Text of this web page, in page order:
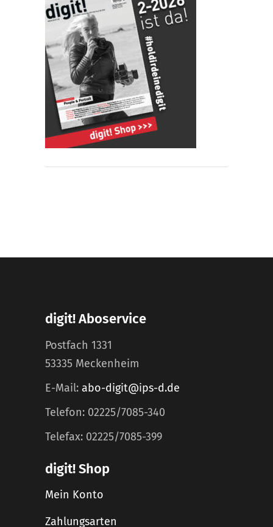
digit! Aboservice
Postfach 1331
53335 Meckenheim
E-Mail: abo-digit@ips-d.de
Telefon: 02225/7085-340
Telefax: 02225/7085-399
digit! Shop
Mein Konto
Zahlungsarten